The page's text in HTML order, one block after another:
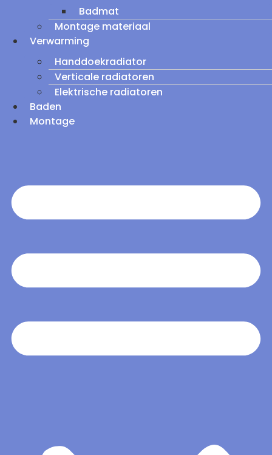
Badmat
Montage materiaal
Verwarming
Handdoekradiator
Verticale radiatoren
Elektrische radiatoren
Baden
Montage